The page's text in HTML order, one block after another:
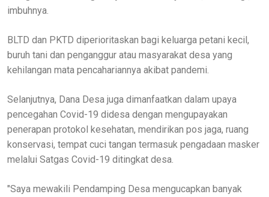
imbuhnya.
BLTD dan PKTD diperioritaskan bagi keluarga petani kecil,
buruh tani dan penganggur atau masyarakat desa yang
kehilangan mata pencahariannya akibat pandemi.
Selanjutnya, Dana Desa juga dimanfaatkan dalam upaya
pencegahan Covid-19 didesa dengan mengupayakan
penerapan protokol kesehatan, mendirikan pos jaga, ruang
konservasi, tempat cuci tangan termasuk pengadaan masker
melalui Satgas Covid-19 ditingkat desa.
"Saya mewakili Pendamping Desa mengucapkan banyak